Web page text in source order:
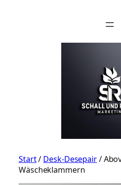
Start/ Desk-Desepair/
Wäscheklammern